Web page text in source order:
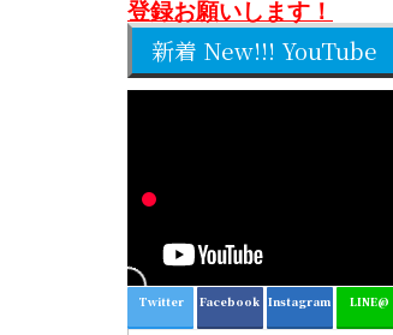
登録お願いします！
新着 New!!! YouTube
Twitter Facebook Instagram LINE@